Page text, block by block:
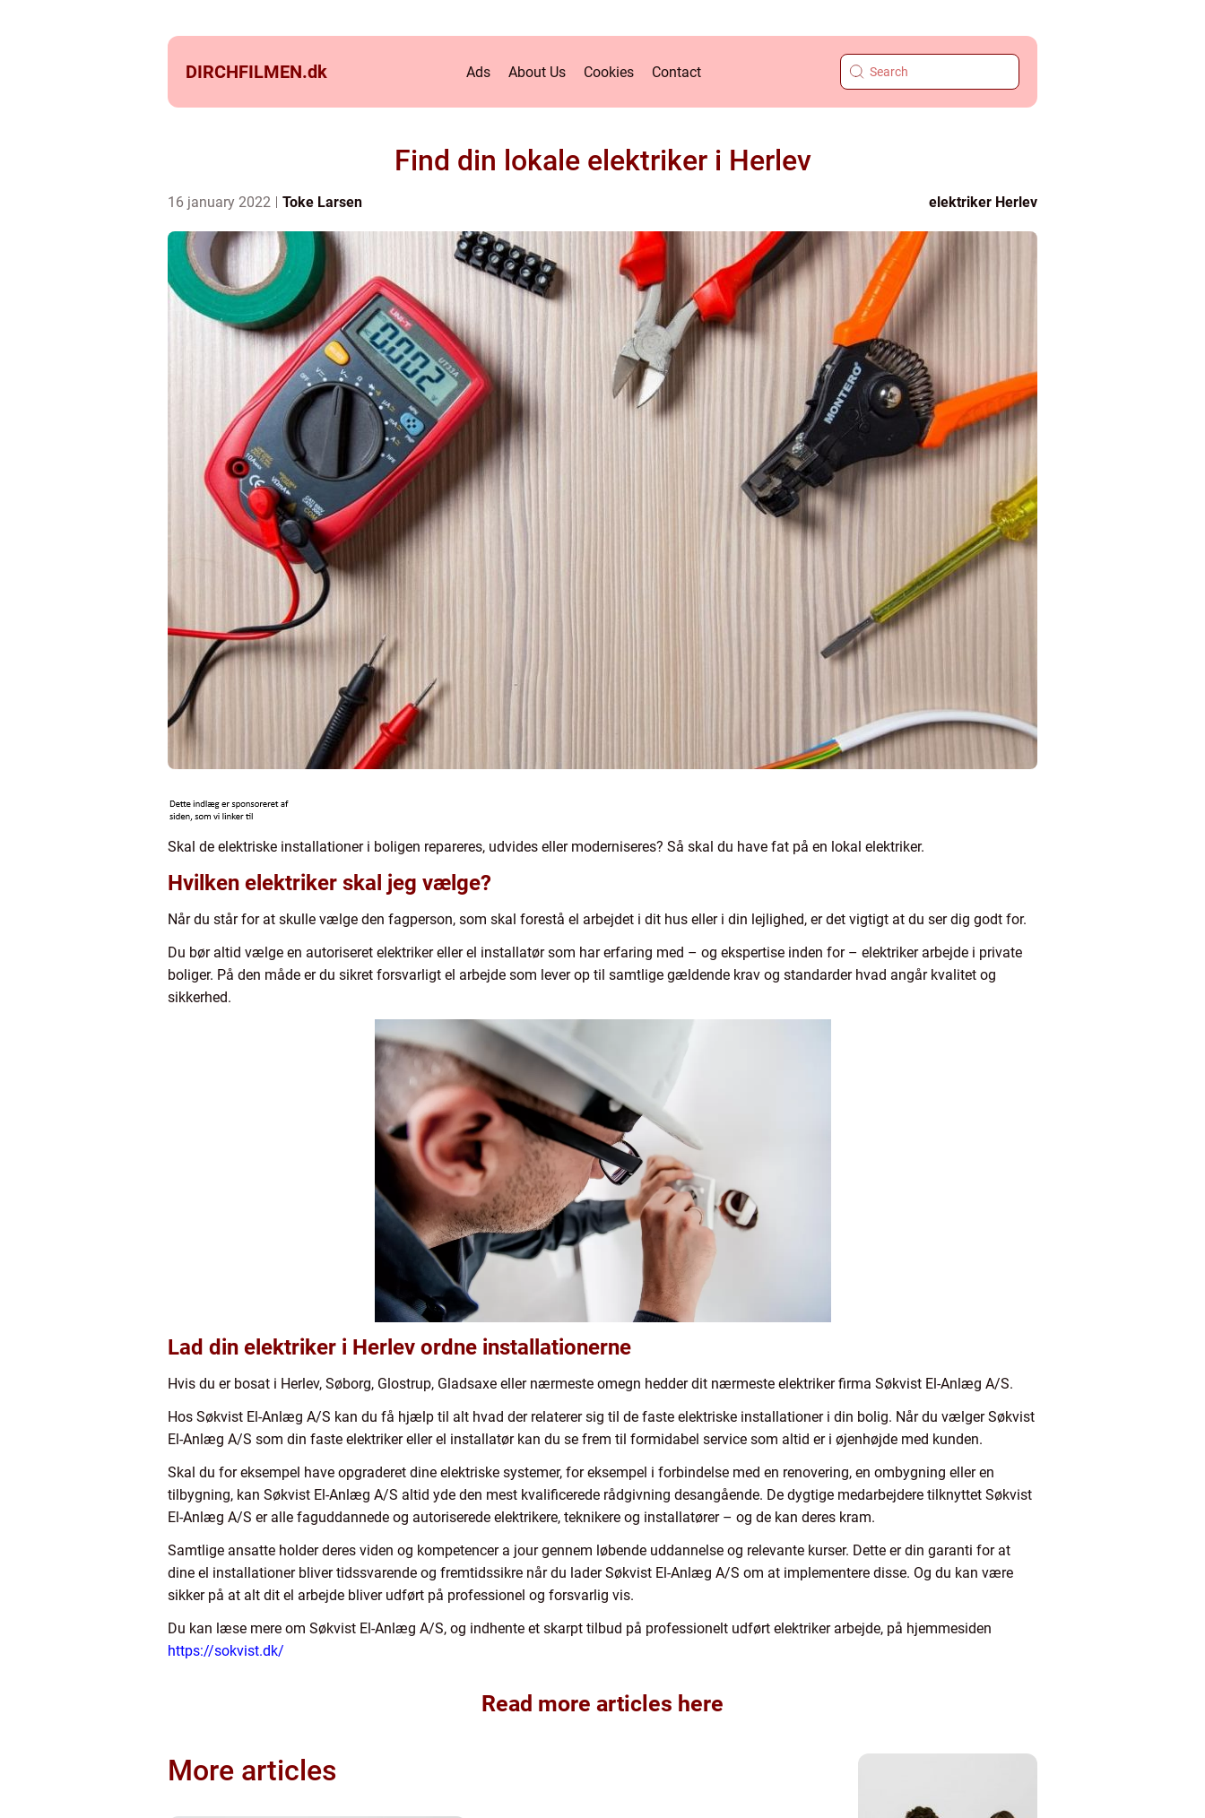
DIRCHFILMEN.dk Ads About Us Cookies Contact
Find din lokale elektriker i Herlev
16 january 2022 Toke Larsen elektriker Herlev
Skal de elektriske installationer i boligen repareres, udvides eller moderniseres? Så skal du have fat på en lokal elektriker.
Hvilken elektriker skal jeg vælge?
Når du står for at skulle vælge den fagperson, som skal forestå el arbejdet i dit hus eller i din lejlighed, er det vigtigt at du ser dig godt for.
Du bør altid vælge en autoriseret elektriker eller el installatør som har erfaring med – og ekspertise inden for – elektriker arbejde i private
boliger. På den måde er du sikret forsvarligt el arbejde som lever op til samtlige gældende krav og standarder hvad angår kvalitet og
sikkerhed.
Lad din elektriker i Herlev ordne installationerne
Hvis du er bosat i Herlev, Søborg, Glostrup, Gladsaxe eller nærmeste omegn hedder dit nærmeste elektriker firma Søkvist El-Anlæg A/S.
Hos Søkvist El-Anlæg A/S kan du få hjælp til alt hvad der relaterer sig til de faste elektriske installationer i din bolig. Når du vælger Søkvist
El-Anlæg A/S som din faste elektriker eller el installatør kan du se frem til formidabel service som altid er i øjenhøjde med kunden.
Skal du for eksempel have opgraderet dine elektriske systemer, for eksempel i forbindelse med en renovering, en ombygning eller en
tilbygning, kan Søkvist El-Anlæg A/S altid yde den mest kvalificerede rådgivning desangående. De dygtige medarbejdere tilknyttet Søkvist
El-Anlæg A/S er alle faguddannede og autoriserede elektrikere, teknikere og installatører – og de kan deres kram.
Samtlige ansatte holder deres viden og kompetencer a jour gennem løbende uddannelse og relevante kurser. Dette er din garanti for at
dine el installationer bliver tidssvarende og fremtidssikre når du lader Søkvist El-Anlæg A/S om at implementere disse. Og du kan være
sikker på at alt dit el arbejde bliver udført på professionel og forsvarlig vis.
Du kan læse mere om Søkvist El-Anlæg A/S, og indhente et skarpt tilbud på professionelt udført elektriker arbejde, på hjemmesiden
https://sokvist.dk/
Read more articles here
More articles